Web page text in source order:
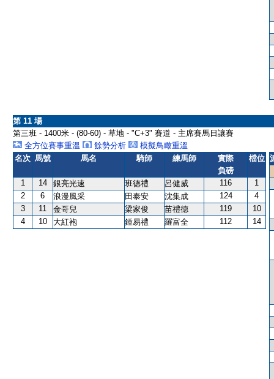
第 11 場
第三班 - 1400米 - (80-60) - 草地 - "C+3" 賽道 - 主席賽馬日讓賽
全方位賽事重溫
餘勢分析
模擬鳥瞰重溫
名次 馬號 馬名 騎師 練馬師
實際
負磅
檔位
1 14 銀亮光速 班德禮 呂健威 116
1
2
6 浪漫風采 田泰安 沈集成 124
4
3
11 金哥兒 梁家俊 苗禮德 119
10
4
10 大紅袍 鍾易禮 羅富全 112 14